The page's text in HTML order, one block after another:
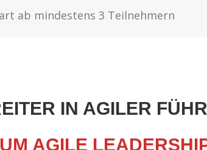
ab mindestens 3 Teilnehmern
IN AGILER
AGILE